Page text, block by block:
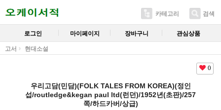
카테고리 검색
로그인 마이페이지 장바구니 관심상품
고서 현대소설
0
우리고담(민담)(FOLK TALES FROM KOREA)(정인
섭/routledge&kegan paul ltd(런던)/1952년(초판)/257
쪽/하드카버/상급)